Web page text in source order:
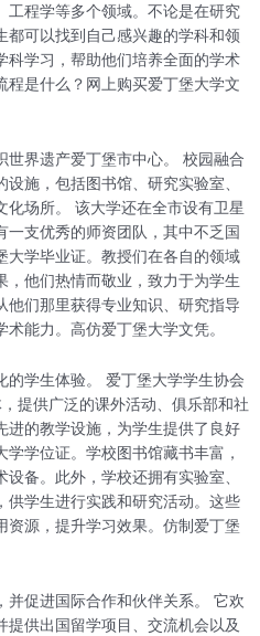
工程学等多个领域。不论是在研究
都可以找到自己感兴趣的学科和领
科学习，帮助他们培养全面的学术
程是什么？网上购买爱丁堡大学文
世界遗产爱丁堡市中心。 校园融合
施，包括图书馆、研究实验室、
化场所。 该大学还在全市设有卫星
支优秀的师资团队，其中不乏国
大学毕业证。教授们在各自的领域
，他们热情而敬业，致力于为学生
他们那里获得专业知识、研究指导
能力。高仿爱丁堡大学文凭。
的学生体验。 爱丁堡大学学生协会
提供广泛的课外活动、俱乐部和社
进的教学设施，为学生提供了良好
学位证。学校图书馆藏书丰富，
备。此外，学校还拥有实验室、
供学生进行实践和研究活动。这些
资源，提升学习效果。仿制爱丁堡
并促进国际合作和伙伴关系。 它欢
供出国留学项目、交流机会以及